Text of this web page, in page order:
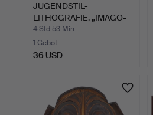
JUGENDSTIL-
LITHOGRAFIE, „IMAGO-
PICTA“, PAU…
4 Std 53 Min
1 Gebot
36 USD